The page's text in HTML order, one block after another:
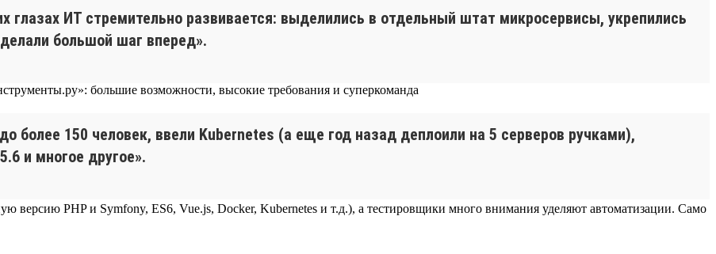
глазах ИТ стремительно развивается: выделились в отдельный штат микросервисы, укрепились
большой шаг вперед».
более 150 человек, ввели Kubernetes (а еще год назад деплоили на 5 серверов ручками),
и многое другое».
версию PHP и Symfony, ES6, Vue.js, Docker, Kubernetes и т.д.), а тестировщики много внимания уделяют автоматизации. Само